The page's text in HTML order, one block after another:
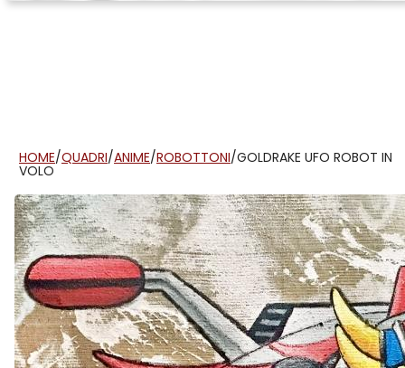
HOME/QUADRI/ANIME/ROBOTTONI/GOLDRAKE UFO ROBOT IN
VOLO